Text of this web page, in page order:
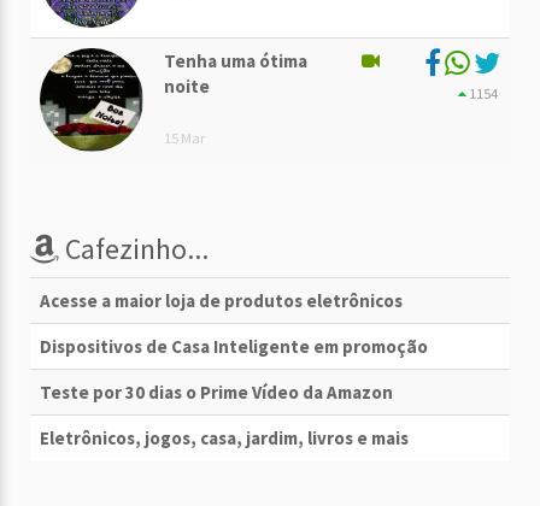
Tenha uma ótima
noite
15 Mar
1154
Cafezinho...
Acesse a maior loja de produtos eletrônicos
Dispositivos de Casa Inteligente em promoção
Teste por 30 dias o Prime Vídeo da Amazon
Eletrônicos, jogos, casa, jardim, livros e mais